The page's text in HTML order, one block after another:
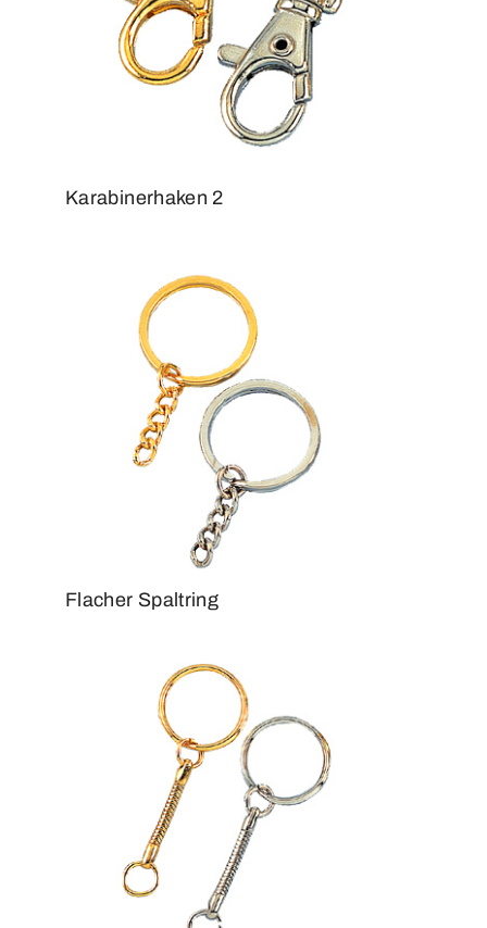
Karabinerhaken 2
Flacher Spaltring